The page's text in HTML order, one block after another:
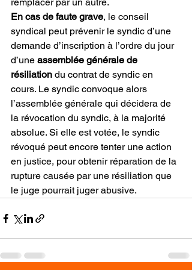
En cas de faute grave, le conseil
syndical peut prévenir le syndic d’une
demande d’inscription à l’ordre du jour
d’une assemblée générale de
résiliation du contrat de syndic en
cours. Le syndic convoque alors
l’assemblée générale qui décidera de
la révocation du syndic, à la majorité
absolue. Si elle est votée, le syndic
révoqué peut encore tenter une action
en justice, pour obtenir réparation de la
rupture causée par une résiliation que
le juge pourrait juger abusive.